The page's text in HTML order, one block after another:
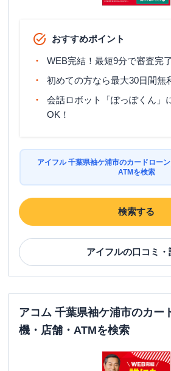
おすすめポイント
WEB完結！最短9分で審査完
初めての方なら最大30日間無
会話ロボット「ぽっぽくん」
OK！
アイフル 千葉県袖ケ浦市のカードロー
ATMを検索
検索する
アイフルの口コミ・
アコム 千葉県袖ケ浦市のカー
機・店舗・ATMを検索